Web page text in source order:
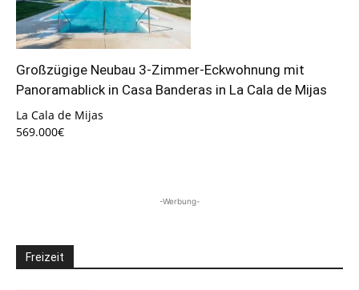
Großzügige Neubau 3-Zimmer-Eckwohnung mit
Panoramablick in Casa Banderas in La Cala de Mijas
La Cala de Mijas
569.000€
-Werbung-
Freizeit